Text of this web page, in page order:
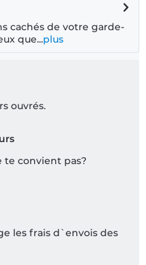
cachés de votre garde-
que...plus
ouvrés.
te convient pas?
les frais d`envois des